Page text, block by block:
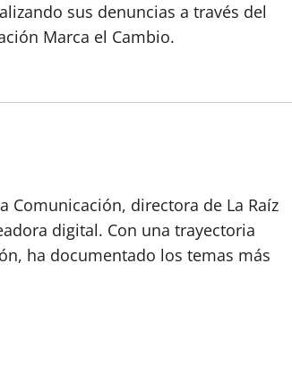
sus denuncias a través del
Marca el Cambio.
Comunicación, directora de La Raíz
digital. Con una trayectoria
ha documentado los temas más